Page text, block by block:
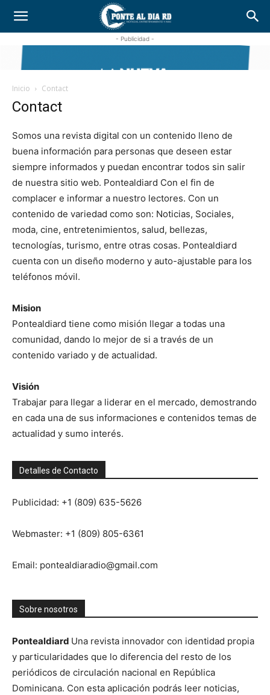
- Publicidad -
Inicio Contact
Contact
Somos una revista digital con un contenido lleno de
buena información para personas que deseen estar
siempre informados y puedan encontrar todos sin salir
de nuestra sitio web. Pontealdiard Con el fin de
complacer e informar a nuestro lectores. Con un
contenido de variedad como son: Noticias, Sociales,
moda, cine, entretenimientos, salud, bellezas,
tecnologías, turismo, entre otras cosas. Pontealdiard
cuenta con un diseño moderno y auto-ajustable para los
teléfonos móvil.
Mision
Pontealdiard tiene como misión llegar a todas una
comunidad, dando lo mejor de si a través de un
contenido variado y de actualidad.
Visión
Trabajar para llegar a liderar en el mercado, demostrando
en cada una de sus informaciones e contenidos temas de
actualidad y sumo interés.
Detalles de Contacto
Publicidad: +1 (809) 635-5626
Webmaster: +1 (809) 805-6361
Email: pontealdiaradio@gmail.com
Sobre nosotros
Pontealdiard Una revista innovador con identidad propia
y particularidades que lo diferencia del resto de los
periódicos de circulación nacional en República
Dominicana. Con esta aplicación podrás leer noticias,